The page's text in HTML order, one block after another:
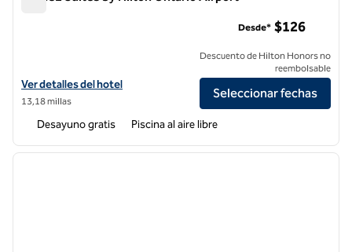
Ver detalles del hotel para Home2 Suites by Hilton Ontario Airport
Ver detalles del hotel
13,18 millas
Desde* $126
Descuento de Hilton Honors no
reembolsable
Seleccionar fechas
Desayuno gratis Piscina al aire libre
1 de 12